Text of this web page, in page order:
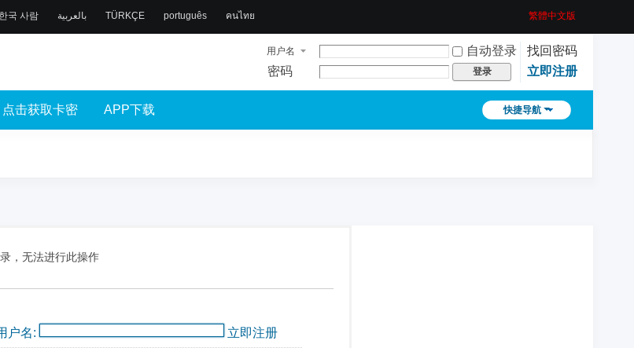
한국 사람 بالعربية TÜRKÇE português คนไทย 繁體中文版
用户名 自动登录
找回密码
密码
登录 立即注册
快捷导航
点击获取卡密 APP下载
，无法进行此操作
户名 立即注册